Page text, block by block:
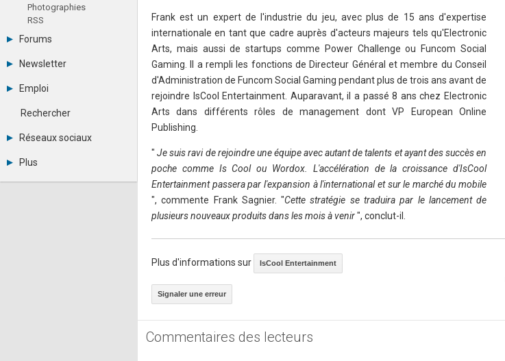
Photographies
RSS
Forums
Tous les forums
Se connecter
Messages privés
Contacter un modérateur
Newsletter
Archives
Abonnement
Emploi
Consulter les annonces
Observatoire de l'emploi
Rechercher
Réseaux sociaux
LinkedIn
Plus
Annonceurs
Frank est un expert de l'industrie du jeu, avec plus de 15 ans d'expertise
internationale en tant que cadre auprès d'acteurs majeurs tels qu'Electronic
Arts, mais aussi de startups comme Power Challenge ou Funcom Social
Gaming. Il a rempli les fonctions de Directeur Général et membre du Conseil
d'Administration de Funcom Social Gaming pendant plus de trois ans avant de
rejoindre IsCool Entertainment. Auparavant, il a passé 8 ans chez Electronic
Arts dans différents rôles de management dont VP European Online
Publishing.
" Je suis ravi de rejoindre une équipe avec autant de talents et ayant des succès en
poche comme Is Cool ou Wordox. L'accélération de la croissance d'IsCool
Entertainment passera par l'expansion à l'international et sur le marché du mobile
", commente Frank Sagnier. "Cette stratégie se traduira par le lancement de
plusieurs nouveaux produits dans les mois à venir", conclut-il.
Plus d'informations sur IsCool Entertainment
Signaler une erreur
Commentaires des lecteurs